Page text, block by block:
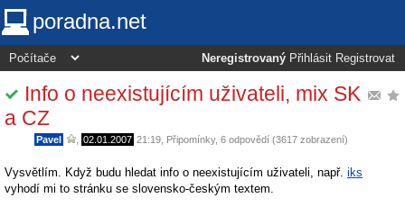
poradna.net
Neregistrovaný Přihlásit Registrovat
Info o neexistujícím uživateli, mix SK
a CZ
Pavel 02.01.2007 21:19 Připomínky, 6 odpovědí (3617 zobrazení)
Vysvětlím. Když budu hledat info o neexistujícím uživateli, např. iks
vyhodí mi to stránku se slovensko-českým textem.